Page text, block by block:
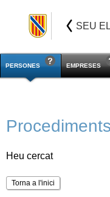
SEU
PERSONES EMPRESES
Heu cercat
Torna a l'inici